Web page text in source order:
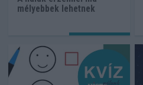
mélyebbek lehetnek